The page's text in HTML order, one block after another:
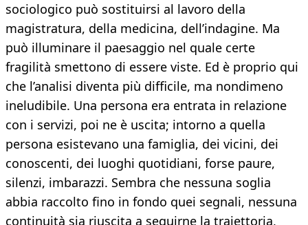
sociologico può sostituirsi al lavoro della
magistratura, della medicina, dell’indagine. Ma
può illuminare il paesaggio nel quale certe
fragilità smettono di essere viste. Ed è proprio qui
che l’analisi diventa più difficile, ma nondimeno
ineludibile. Una persona era entrata in relazione
con i servizi, poi ne è uscita; intorno a quella
persona esistevano una famiglia, dei vicini, dei
conoscenti, dei luoghi quotidiani, forse paure,
silenzi, imbarazzi. Sembra che nessuna soglia
abbia raccolto fino in fondo quei segnali, nessuna
continuità sia riuscita a seguirne la traiettoria,